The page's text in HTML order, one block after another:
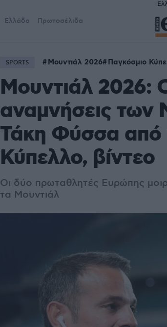
Ελλάδα Πρωτοσέλιδα
SPORTS Μουντιάλ 2026 Παγκόσμιο
Μουντιάλ 2026:
αναμνήσεις των
Τάκη Φύσσα από
Κύπελλο, βίντεο
Οι δύο πρωταθλητές Ευρώπης
τα Μουντιάλ